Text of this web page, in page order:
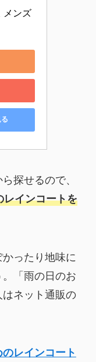
メンズ
探せるので、
レインコートを
ったり地味に
「雨の日のお
はネット通販の
レインコート